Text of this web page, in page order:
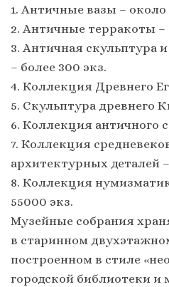
1. Античные вазы – около
2. Античные терракоты –
3. Античная скульптура
– более 300 экз.
4. Коллекция Древнего
5. Скульптура древнего
6. Коллекция античного
7. Коллекция
архитектурных деталей
8. Коллекция
55000 экз.
Музейные собрания
в старинном
построенном в стиле
городской библиотеки и